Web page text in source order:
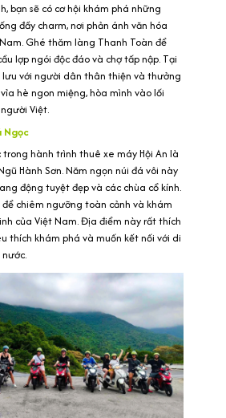
bạn sẽ có cơ hội khám phá những
đầy charm, nơi phản ánh văn hóa
Ghé thăm làng Thanh Toàn để
lợp ngói độc đáo và chợ tấp nập. Tại
lưu với người dân thân thiện và thưởng
hè ngon miệng, hòa mình vào lối
Việt.
Ngọc
hành trình thuê xe máy Hội An là
Hành Sơn. Năm ngọn núi đá vôi này
động tuyệt đẹp và các chùa cổ kính.
chiêm ngưỡng toàn cảnh và khám
của Việt Nam. Địa điểm này rất thích
thích khám phá và muốn kết nối với di